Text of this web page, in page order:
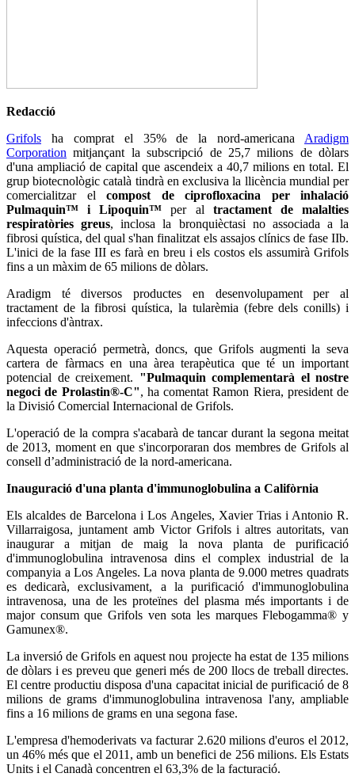
Redacció
Grifols ha comprat el 35% de la nord-americana Aradigm
Corporation mitjançant la subscripció de 25,7 milions de dòlars
d'una ampliació de capital que ascendeix a 40,7 milions en total. El
grup biotecnològic català tindrà en exclusiva la llicència mundial per
comercialitzar el compost de ciprofloxacina per inhalació
Pulmaquin™ i Lipoquin™ per altractament de malalties
respiratòries greus, inclosa la bronquièctasi no associada a la
fibrosi quística, del qual s'han finalitzat els assajos clínics de fase IIb.
L'inici de la fase III es farà en breu i els costos els assumirà Grifols
fins a un màxim de 65 milions de dòlars.
Aradigm té diversos productes en desenvolupament per al
tractament de la fibrosi quística, la tularèmia (febre dels conills) i
infeccions d'àntrax.
Aquesta operació permetrà, doncs, que Grifols augmenti la seva
cartera de fàrmacs en una àrea terapèutica que té un important
potencial de creixement. "Pulmaquin complementarà el nostre
negoci de Prolastin®-C", ha comentat Ramon Riera, president de
la Divisió Comercial Internacional de Grifols.
L'operació de la compra s'acabarà de tancar durant la segona meitat
de 2013, moment en que s'incorporaran dos membres de Grifols al
consell d’administració de la nord-americana.
Inauguració d'una planta d'immunoglobulina a Califòrnia
Els alcaldes de Barcelona i Los Angeles, Xavier Trias i Antonio R.
Villarraigosa, juntament amb Victor Grifols i altres autoritats, van
inaugurar a mitjan de maig la nova planta de purificació
d'immunoglobulina intravenosa dins el complex industrial de la
companyia a Los Angeles. La nova planta de 9.000 metres quadrats
es dedicarà, exclusivament, a la purificació d'immunoglobulina
intravenosa, una de les proteïnes del plasma més importants i de
major consum que Grifols ven sota les marques Flebogamma® y
Gamunex®.
La inversió de Grifols en aquest nou projecte ha estat de 135 milions
de dòlars i es preveu que generi més de 200 llocs de treball directes.
El centre productiu disposa d'una capacitat inicial de purificació de 8
milions de grams d'immunoglobulina intravenosa l'any, ampliable
fins a 16 milions de grams en una segona fase.
L'empresa d'hemoderivats va facturar 2.620 milions d'euros el 2012,
un 46% més que el 2011, amb un benefici de 256 milions. Els Estats
Units i el Canadà concentren el 63,3% de la facturació.